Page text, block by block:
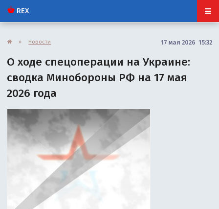
REX
» Новости 17 мая 2026 15:32
О ходе спецоперации на Украине:
сводка Минобороны РФ на 17 мая
2026 года